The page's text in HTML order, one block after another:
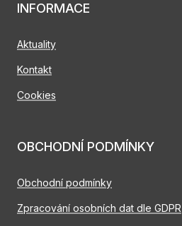
INFORMACE
Aktuality
Kontakt
Cookies
OBCHODNÍ PODMÍNKY
Obchodní podmínky
Zpracování osobních dat dle GDPR